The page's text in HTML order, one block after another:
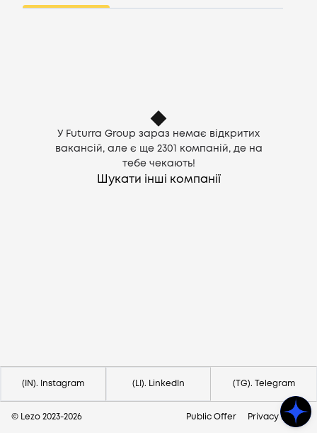
UA
У Futurra Group зараз немає відкритих
вакансій, але є ще 2301
компаній, де на
тебе чекають!
Шукати інші компанії
(IN). Instagram (LI). LinkedIn (TG). Telegram
© Lezo 2023-2026 Public Offer Privacy Policy